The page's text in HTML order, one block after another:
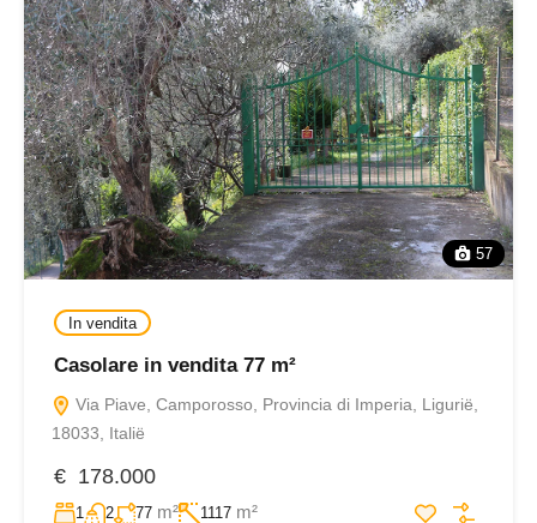
57
In vendita
Casolare in vendita 77 m²
Via Piave, Camporosso, Provincia di Imperia, Ligurië,
18033, Italië
€ 178.000
1 2 77 m² 1117 m²